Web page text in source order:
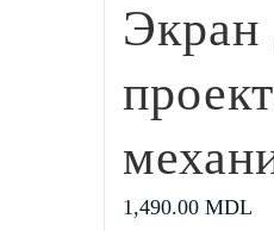
Экран
1,490.00 MDL